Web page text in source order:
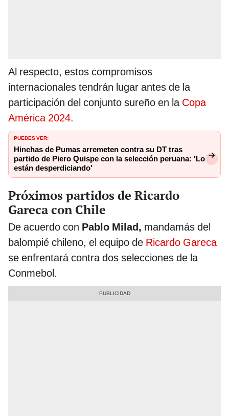
Al respecto, estos compromisos
internacionales tendrán lugar antes de la
participación del conjunto sureño en la Copa
América 2024.
PUEDES VER:
Hinchas de Pumas arremeten contra su DT tras
partido de Piero Quispe con la selección peruana: 'Lo
están desperdiciando'
Próximos partidos de Ricardo
Gareca con Chile
De acuerdo con Pablo Milad, mandamás del
balompié chileno, el equipo de Ricardo Gareca
se enfrentará contra dos selecciones de la
Conmebol.